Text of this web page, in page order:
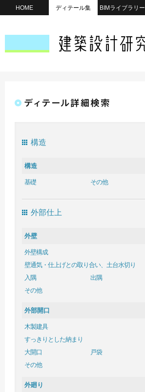
HOME ディテール集 BIMライブラリー
構造
構造
基礎 その他
外部仕上
外壁
外壁構成
壁通気・仕上げとの取り合い、土台水切り
入隅
出隅
その他
外部開口
木製建具
すっきりとした納まり
大開口
戸袋
その他
外廻り